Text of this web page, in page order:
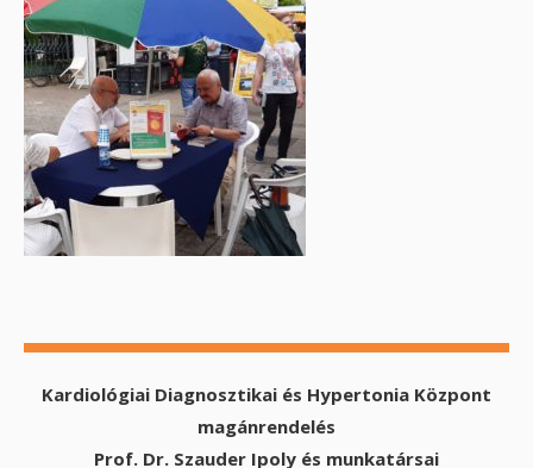
Kardiológiai Diagnosztikai és Hypertonia Központ
magánrendelés
Prof. Dr. Szauder Ipoly és munkatársai